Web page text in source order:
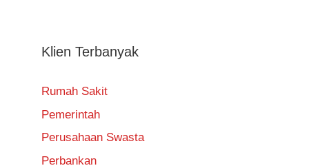
Klien Terbanyak
Rumah Sakit
Pemerintah
Perusahaan Swasta
Perbankan